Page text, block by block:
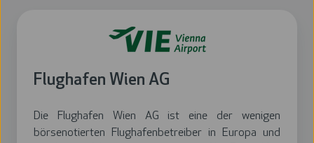
Flughafen Wien AG
Die Flughafen Wien AG ist eine der wenigen
börsenotierten Flughafenbetreiber in Europa und